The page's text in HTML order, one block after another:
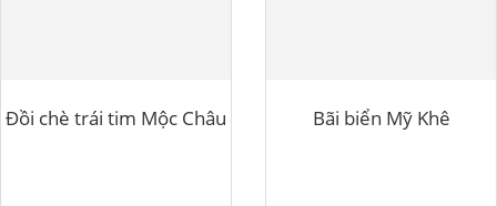
Đồi chè trái tim Mộc Châu Bãi biển Mỹ Khê